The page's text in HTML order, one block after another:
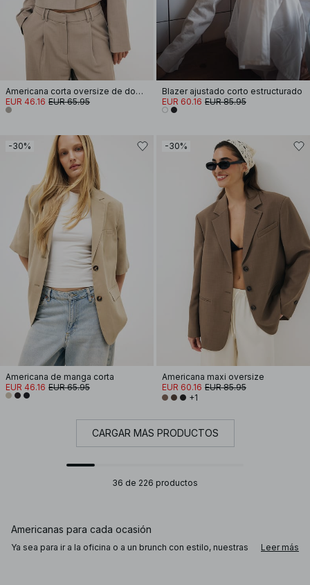
Americana corta oversize de doble botonadura
EUR 46.16 EUR 65.95
Blazer ajustado corto estructurado
EUR 60.16 EUR 85.95
-30%
Americana de manga corta
EUR 46.16 EUR 65.95
-30%
Americana maxi oversize
EUR 60.16 EUR 85.95
+1
CARGAR MÁS PRODUCTOS
36 de 226 productos
Americanas para cada ocasión
Ya sea para ir a la oficina o a un brunch con estilo, nuestras
Leer más